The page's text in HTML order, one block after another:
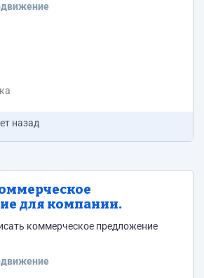
назад
для компании.
коммерческое предложение